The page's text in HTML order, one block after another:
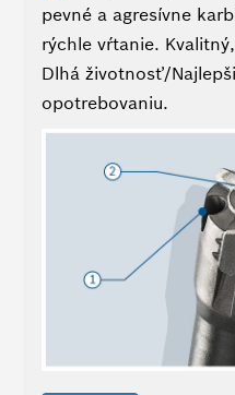
pevné a agresívne
rýchle vŕtanie.
Dlhá životnosť/
opotrebovaniu.